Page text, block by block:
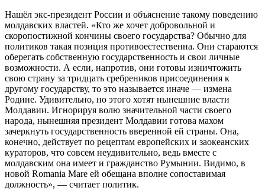
Нашёл экс-президент России и объяснение такому поведению
молдавских властей. «Кто же хочет добровольной и
скоропостижной кончины своего государства? Обычно для
политиков такая позиция противоестественна. Они стараются
оберегать собственную государственность и свои личные
возможности. А если, напротив, они готовы изничтожить
свою страну за тридцать сребреников присоединения к
другому государству, то это называется иначе — измена
Родине. Удивительно, но этого хотят нынешние власти
Молдавии. Игнорируя волю значительной части своего
народа, нынешняя президент Молдавии готова махом
зачеркнуть государственность вверенной ей страны. Она,
конечно, действует по рецептам европейских и заокеанских
кураторов, что совсем неудивительно, ведь вместе с
молдавским она имеет и гражданство Румынии. Видимо, в
новой Romania Mare ей обещана вполне сопоставимая
должность», — считает политик.